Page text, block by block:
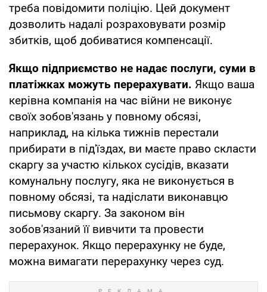
треба повідомити поліцію. Цей документ
дозволить надалі розраховувати розмір
збитків, щоб добиватися компенсації.
Якщо підприємство не надає послуги, суми в
платіжках можуть перерахувати. Якщо ваша
керівна компанія на час війни не виконує
своїх зобов'язань у повному обсязі,
наприклад, на кілька тижнів перестали
прибирати в під'їздах, ви маєте право скласти
скаргу за участю кількох сусідів, вказати
комунальну послугу, яка не виконується в
повному обсязі, та надіслати виконавцю
письмову скаргу. За законом він
зобов'язаний її вивчити та провести
перерахунок. Якщо перерахунку не буде,
можна вимагати перерахунку через суд.